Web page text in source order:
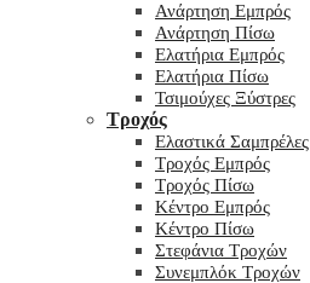
Ανάρτηση Εμπρός
Ανάρτηση Πίσω
Ελατήρια Εμπρός
Ελατήρια Πίσω
Τσιμούχες Ξύστρες
Τροχός
Ελαστικά Σαμπρέλες
Τροχός Εμπρός
Τροχός Πίσω
Κέντρο Εμπρός
Κέντρο Πίσω
Στεφάνια Τροχών
Συνεμπλόκ Τροχών